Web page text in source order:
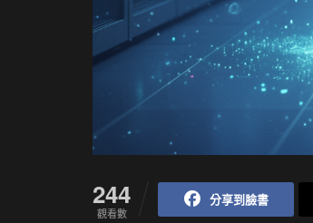
244
觀看數
分享到臉書